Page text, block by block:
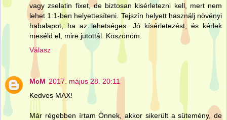
vagy zselatin fixet, de biztosan kisérletezni kell, mert nem
lehet 1:1-ben helyettesíteni. Tejszín helyett használj növényi
habalapot, ha az lehetséges. Jó kísérletezést, és kérlek
meséld el, mire jutottál. Köszönöm.
Válasz
McM 2017. május 28. 20:11
Kedves MAX!
Már régebben írtam Önnek, akkor sikerült a sütemény, de